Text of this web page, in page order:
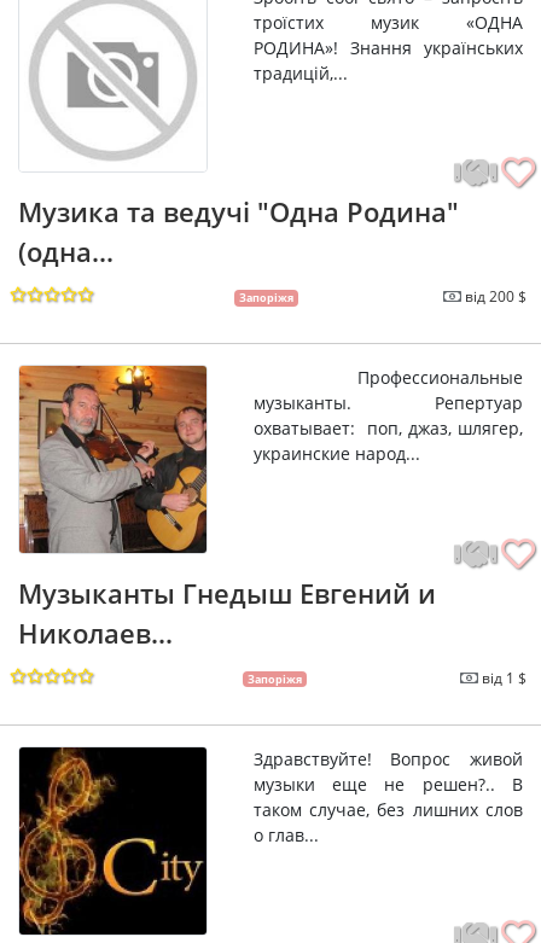
троїстих музик «ОДНА
РОДИНА»! Знання українських
традицій,...
Музика та ведучі "Одна Родина"
(одна...
Запоріжя від 200 $
Профессиональные
музыканты. Репертуар
охватывает: поп, джаз, шлягер,
украинские народ...
Музыканты Гнедыш Евгений и
Николаев...
Запоріжя від 1 $
Здравствуйте! Вопрос живой
музыки еще не решен?.. В
таком случае, без лишних слов
о глав...